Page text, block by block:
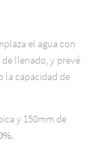
el agua con
llenado, y prevé
la capacidad de
y 150mm de